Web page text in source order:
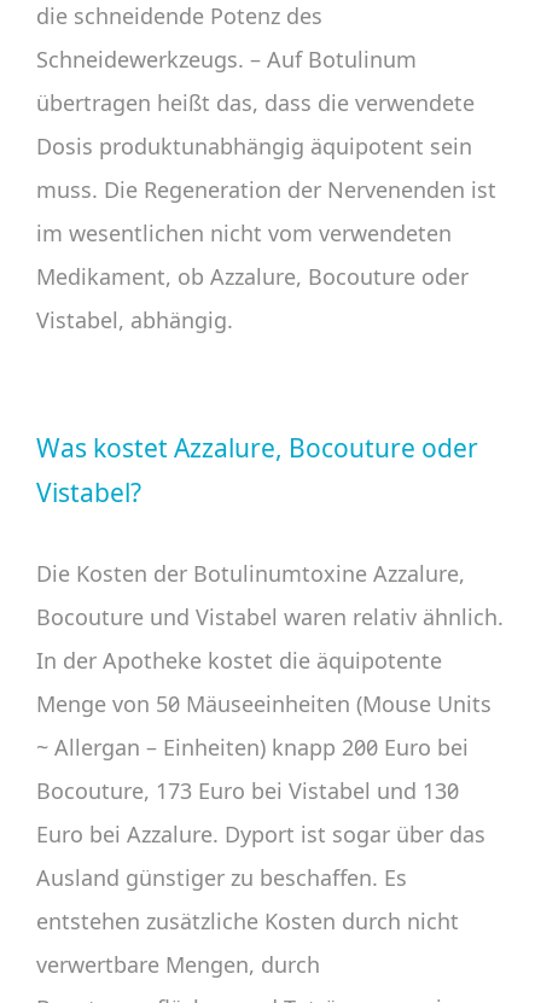
die schneidende Potenz des
Schneidewerkzeugs. – Auf Botulinum
übertragen heißt das, dass die verwendete
Dosis produktunabhängig äquipotent sein
muss. Die Regeneration der Nervenenden ist
im wesentlichen nicht vom verwendeten
Medikament, ob Azzalure, Bocouture oder
Vistabel, abhängig.
Was kostet Azzalure, Bocouture oder
Vistabel?
Die Kosten der Botulinumtoxine Azzalure,
Bocouture und Vistabel waren relativ ähnlich.
In der Apotheke kostet die äquipotente
Menge von 50 Mäuseeinheiten (Mouse Units
~ Allergan – Einheiten) knapp 200 Euro bei
Bocouture, 173 Euro bei Vistabel und 130
Euro bei Azzalure. Dyport ist sogar über das
Ausland günstiger zu beschaffen. Es
entstehen zusätzliche Kosten durch nicht
verwertbare Mengen, durch